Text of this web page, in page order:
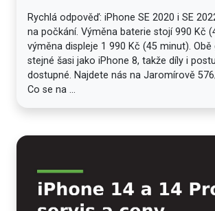
Rychlá odpověď: iPhone SE 2020 i SE
na počkání. Výměna baterie stojí 990 Kč
výměna displeje 1 990 Kč (45 minut).
stejné šasi jako iPhone 8, takže díly i
dostupné. Najdete nás na Jaromírově
Co se na ...